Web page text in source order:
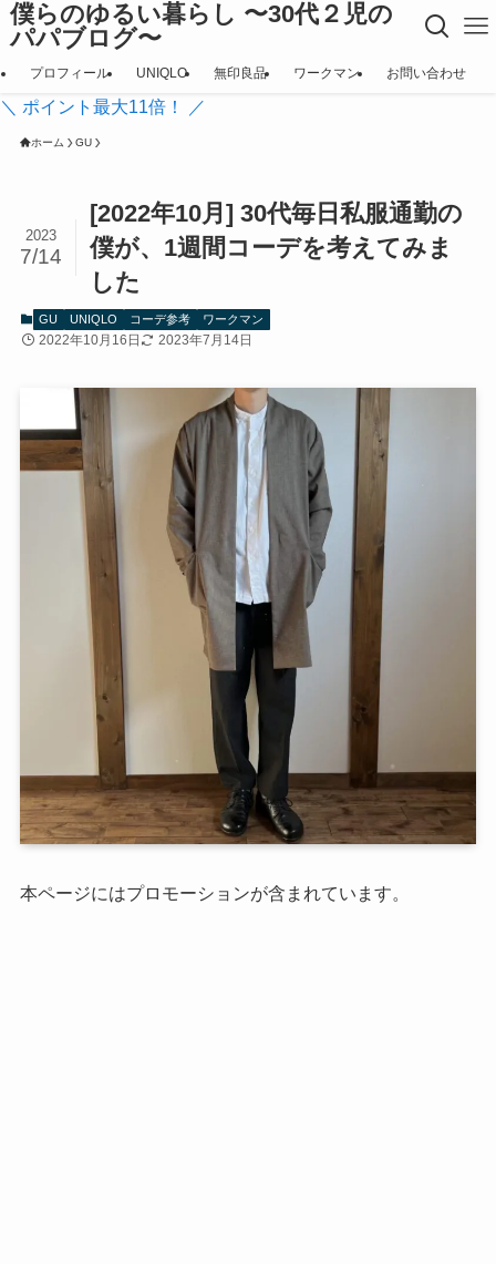
僕らのゆるい暮らし 〜30代２児の
パパブログ〜
プロフィール UNIQLO 無印良品 ワークマン お問い合わせ
＼ ポイント最大11倍！ ／
ホーム GU
[2022年10月] 30代毎日私服通勤の
僕が、1週間コーデを考えてみま
した
2023
7/14
GU UNIQLO コーデ参考 ワークマン
2022年10月16日 2023年7月14日
本ページにはプロモーションが含まれています。